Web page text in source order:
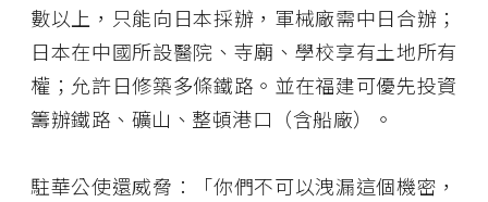
數以上，只能向日本採辦，軍械廠需中日合辦；
日本在中國所設醫院、寺廟、學校享有土地所有
權；允許日修築多條鐵路。並在福建可優先投資
籌辦鐵路、礦山、整頓港口（含船廠）。
駐華公使還威脅：「你們不可以洩漏這個機密，